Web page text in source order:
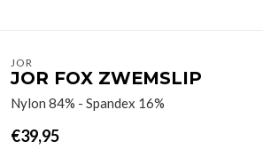
JOR
JOR FOX ZWEMSLIP
Nylon 84% - Spandex 16%
€39,95